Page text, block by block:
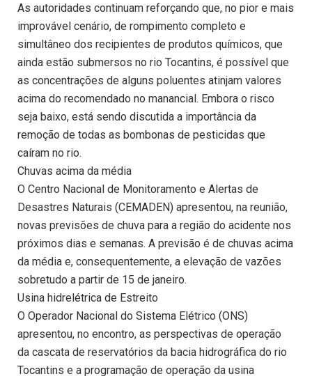
As autoridades continuam reforçando que, no pior e mais
improvável cenário, de rompimento completo e
simultâneo dos recipientes de produtos químicos, que
ainda estão submersos no rio Tocantins, é possível que
as concentrações de alguns poluentes atinjam valores
acima do recomendado no manancial. Embora o risco
seja baixo, está sendo discutida a importância da
remoção de todas as bombonas de pesticidas que
caíram no rio.
Chuvas acima da média
O Centro Nacional de Monitoramento e Alertas de
Desastres Naturais (CEMADEN) apresentou, na reunião,
novas previsões de chuva para a região do acidente nos
próximos dias e semanas. A previsão é de chuvas acima
da média e, consequentemente, a elevação de vazões
sobretudo a partir de 15 de janeiro.
Usina hidrelétrica de Estreito
O Operador Nacional do Sistema Elétrico (ONS)
apresentou, no encontro, as perspectivas de operação
da cascata de reservatórios da bacia hidrográfica do rio
Tocantins e a programação de operação da usina